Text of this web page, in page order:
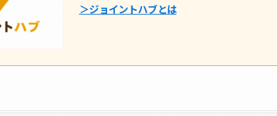
＞ジョイントハブとは